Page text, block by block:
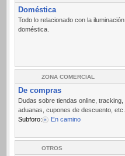
Doméstica
Todo lo relacionado con la iluminación
doméstica.
ZONA COMERCIAL
De compras
Dudas sobre tiendas online, tracking,
aduanas, cupones de descuento, etc.
Subforo:
En camino
OTROS